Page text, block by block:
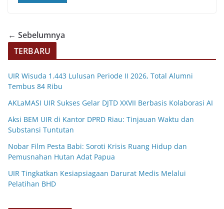
← Sebelumnya
TERBARU
UIR Wisuda 1.443 Lulusan Periode II 2026, Total Alumni
Tembus 84 Ribu
AKLaMASI UIR Sukses Gelar DJTD XXVII Berbasis Kolaborasi AI
Aksi BEM UIR di Kantor DPRD Riau: Tinjauan Waktu dan
Substansi Tuntutan
Nobar Film Pesta Babi: Soroti Krisis Ruang Hidup dan
Pemusnahan Hutan Adat Papua
UIR Tingkatkan Kesiapsiagaan Darurat Medis Melalui
Pelatihan BHD